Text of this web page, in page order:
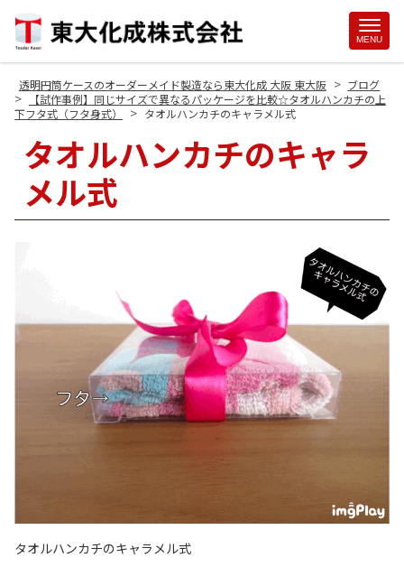
MENU
透明円筒ケースのオーダーメイド製造なら東大化成 大阪 東大阪 > ブログ
>
【試作事例】同じサイズで異なるパッケージを比較☆タオルハンカチの上
下フタ式（フタ身式）
> タオルハンカチのキャラメル式
タオルハンカチのキャラ
メル式
タオルハンカチのキャラメル式
Site
Footer